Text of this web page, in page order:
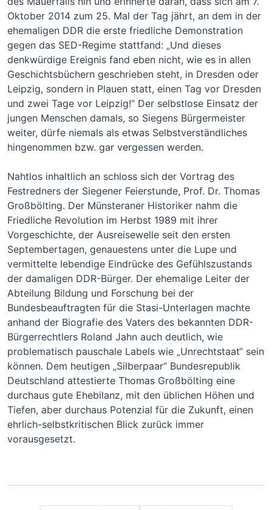
Oktober 2014 zum 25. Mal der Tag jährt, an dem in der
ehemaligen DDR die erste friedliche Demonstration
gegen das SED-Regime stattfand: „Und dieses
denkwürdige Ereignis fand eben nicht, wie es in allen
Geschichtsbüchern geschrieben steht, in Dresden oder
Leipzig, sondern in Plauen statt, einen Tag vor Dresden
und zwei Tage vor Leipzig!“ Der selbstlose Einsatz der
jungen Menschen damals, so Siegens Bürgermeister
weiter, dürfe niemals als etwas Selbstverständliches
hingenommen bzw. gar vergessen werden.
Nahtlos inhaltlich an schloss sich der Vortrag des
Festredners der Siegener Feierstunde, Prof. Dr. Thomas
Großbölting. Der Münsteraner Historiker nahm die
Friedliche Revolution im Herbst 1989 mit ihrer
Vorgeschichte, der Ausreisewelle seit den ersten
Septembertagen, genauestens unter die Lupe und
vermittelte lebendige Eindrücke des Gefühlszustands
der damaligen DDR-Bürger. Der ehemalige Leiter der
Abteilung Bildung und Forschung bei der
Bundesbeauftragten für die Stasi-Unterlagen machte
anhand der Biografie des Vaters des bekannten DDR-
Bürgerrechtlers Roland Jahn auch deutlich, wie
problematisch pauschale Labels wie „Unrechtstaat“ sein
können. Dem heutigen „Silberpaar“ Bundesrepublik
Deutschland attestierte Thomas Großbölting eine
durchaus gute Ehebilanz, mit den üblichen Höhen und
Tiefen, aber durchaus Potenzial für die Zukunft, einen
ehrlich-selbstkritischen Blick zurück immer
vorausgesetzt.